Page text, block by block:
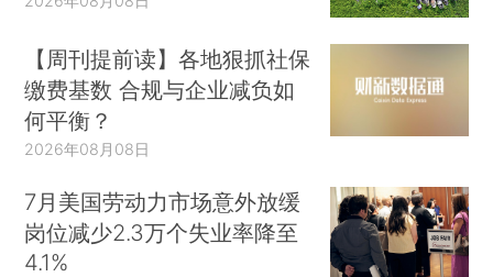
【周刊提前读】各地狠抓社保
缴费基数 合规与企业减负如
何平衡？
2026年08月08日
7月美国劳动力市场意外放缓
岗位减少2.3万个失业率降至
4.1%